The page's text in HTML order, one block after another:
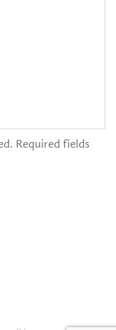
Required fields